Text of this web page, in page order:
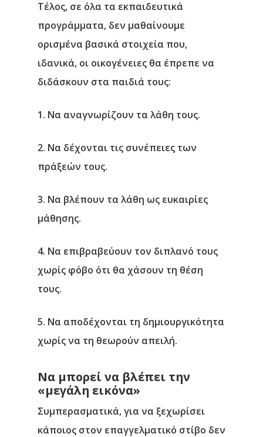
Τέλος, σε όλα τα εκπαιδευτικά
προγράμματα, δεν μαθαίνουμε
ορισμένα βασικά στοιχεία που,
ιδανικά, οι οικογένειες θα έπρεπε να
διδάσκουν στα παιδιά τους:
1. Να αναγνωρίζουν τα λάθη τους.
2. Να δέχονται τις συνέπειες των
πράξεών τους.
3. Να βλέπουν τα λάθη ως ευκαιρίες
μάθησης.
4. Να επιβραβεύουν τον διπλανό τους
χωρίς φόβο ότι θα χάσουν τη θέση
τους.
5. Να αποδέχονται τη δημιουργικότητα
χωρίς να τη θεωρούν απειλή.
Να μπορεί να βλέπει την
«μεγάλη εικόνα»
Συμπερασματικά, για να ξεχωρίσει
κάποιος στον επαγγελματικό στίβο δεν
Υπηρεσίες
Νέα